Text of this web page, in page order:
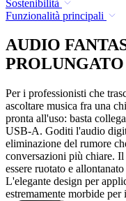
Sostenibilità
Funzionalità principali
AUDIO
PROLUNGATO
Per i professionisti che
ascoltare musica fra una
pronta all'uso: basta
USB-A. Goditi l'audio
eliminazione del rumore
conversazioni più chiare.
essere ruotato e
L'elegante design per
estremamente morbide